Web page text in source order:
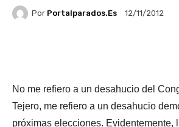
Por Portalparados.es 12/11/2012
No me refiero a un desahucio del
Tejero, me refiero a un desahucio
próximas elecciones. Evidentemente,